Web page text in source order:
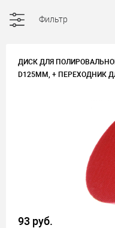
Фильтр
ДИСК ДЛЯ
D125ММ, + ПЕРЕХОДНИК
93 руб.